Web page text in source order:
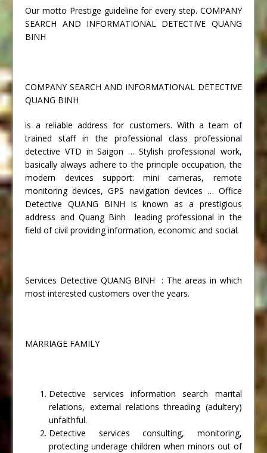
Our motto Prestige guideline for every step. COMPANY
SEARCH AND INFORMATIONAL DETECTIVE QUANG
BINH
COMPANY SEARCH AND INFORMATIONAL DETECTIVE
QUANG BINH
is a reliable address for customers. With a team of
trained staff in the professional class professional
detective VTD in Saigon … Stylish professional work,
basically always adhere to the principle occupation, the
modern devices support: mini cameras, remote
monitoring devices, GPS navigation devices … Office
Detective QUANG BINH is known as a prestigious
address and Quang Binh leading professional in the
field of civil providing information, economic and social.
Services Detective QUANG BINH : The areas in which
most interested customers over the years.
MARRIAGE FAMILY
Detective services information search marital
relations, external relations threading (adultery)
unfaithful.
Detective services consulting, monitoring,
protecting underage children when minors out of